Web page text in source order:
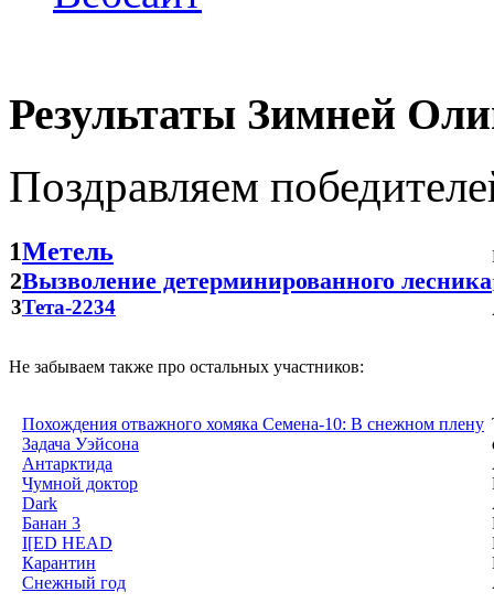
Результаты Зимней
Поздравляем
1Метель
2Вызволение детерминированного лесника
3Тета-2234
Не забываем также про остальных участников:
Похождения отважного хомяка Семена-10: В снежном плену
Задача Уэйсона
Антарктида
Чумной доктор
Dark
Банан 3
I[ED HEAD
Карантин
Снежный год